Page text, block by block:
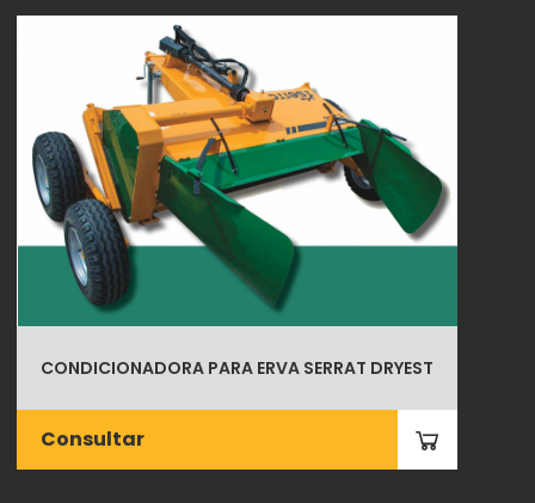
CONDICIONADORA PARA ERVA SERRAT DRYEST
Consultar